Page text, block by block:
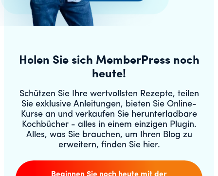
Holen Sie sich MemberPress noch
heute!
Schützen Sie Ihre wertvollsten Rezepte, teilen
Sie exklusive Anleitungen, bieten Sie Online-
Kurse an und verkaufen Sie herunterladbare
Kochbücher - alles in einem einzigen Plugin.
Alles, was Sie brauchen, um Ihren Blog zu
erweitern, finden Sie hier.